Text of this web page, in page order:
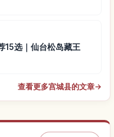
15选｜仙台松岛藏王
查看更多宫城县的文章→